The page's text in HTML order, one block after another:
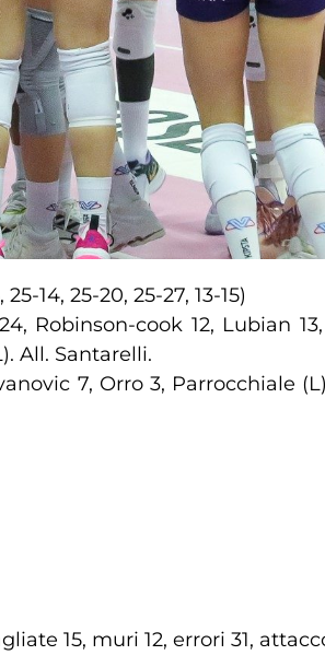
25-14, 25-20, 25-27, 13-15)
Robinson-cook 12, Lubian
All. Santarelli.
7, Orro 3, Parrocchiale
15, muri 12, errori 31,